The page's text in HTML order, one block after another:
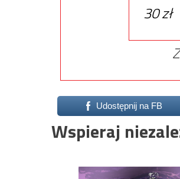
30 zł
Udostępnij na FB
Wspieraj